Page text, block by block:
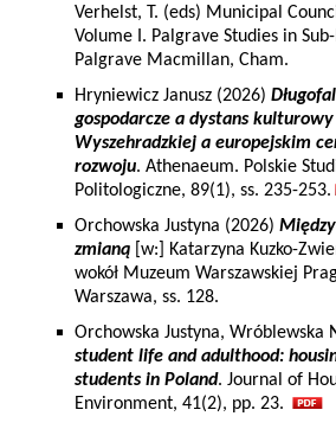
Verhelst, T. (eds) Municipal
Volume I. Palgrave Studies in
Palgrave Macmillan, Cham.
Hryniewicz Janusz (2026)
gospodarcze a dystans
Wyszehradzkiej a europejskim
rozwoju. Athenaeum. Polskie
Politologiczne, 89(1), ss. 235-253.
Orchowska Justyna (2026)
zmianą [w:] Katarzyna Kuzko-
wokół Muzeum Warszawskiej
Warszawa, ss. 128.
Orchowska Justyna, Wróblewska
student life and adulthood:
students in Poland. Journal of
Environment, 41(2), pp. 23.